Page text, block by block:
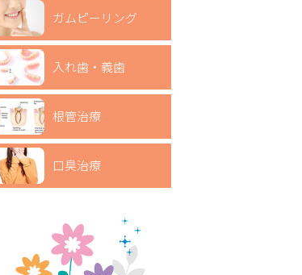
ガムピーリング
入れ歯・義歯
根管治療
口臭治療